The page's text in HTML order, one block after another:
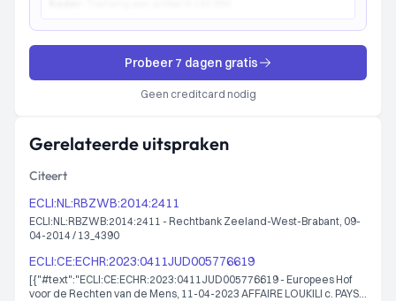
Probeer 7 dagen gratis
Geen creditcard nodig
Gerelateerde uitspraken
Citeert
ECLI:NL:RBZWB:2014:2411
ECLI:NL:RBZWB:2014:2411 - Rechtbank Zeeland-West-Brabant, 09-
04-2014 / 13_4390
ECLI:CE:ECHR:2023:0411JUD005776619
[{"#text":"ECLI:CE:ECHR:2023:0411JUD005776619 - Europees Hof
voor de Rechten van de Mens, 11-04-2023 AFFAIRE LOUKILI c. PAYS-